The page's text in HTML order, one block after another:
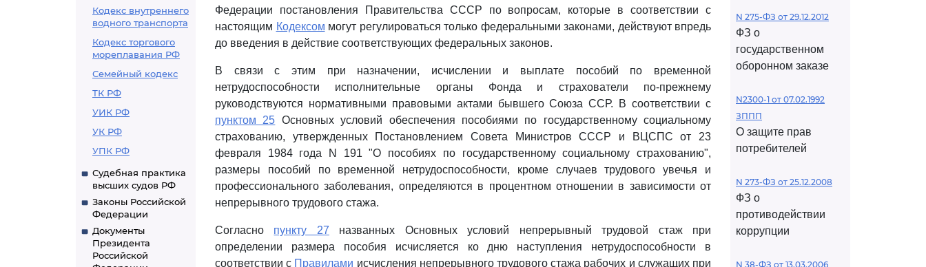
Кодекс внутреннего
водного транспорта
Кодекс торгового
мореплавания РФ
Семейный кодекс
ТК РФ
УИК РФ
УК РФ
УПК РФ
Судебная практика
высших судов РФ
Законы Российской
Федерации
Документы
Президента
Российской
Федерации постановления Правительства СССР по вопросам, которые в соответствии с
настоящим Кодексом могут регулироваться только федеральными законами, действуют впредь
до введения в действие соответствующих федеральных законов.
В связи с этим при назначении, исчислении и выплате пособий по временной
нетрудоспособности исполнительные органы Фонда и страхователи по-прежнему
руководствуются нормативными правовыми актами бывшего Союза ССР. В соответствии с
пунктом 25 Основных условий обеспечения пособиями по государственному социальному
страхованию, утвержденных Постановлением Совета Министров СССР и ВЦСПС от 23
февраля 1984 года N 191 "О пособиях по государственному социальному страхованию",
размеры пособий по временной нетрудоспособности, кроме случаев трудового увечья и
профессионального заболевания, определяются в процентном отношении в зависимости от
непрерывного трудового стажа.
Согласно пункту 27 названных Основных условий непрерывный трудовой стаж при
определении размера пособия исчисляется ко дню наступления нетрудоспособности в
соответствии с Правилами исчисления непрерывного трудового стажа рабочих и служащих при
N 275-ФЗ от 29.12.2012
ФЗ о
государственном
оборонном заказе
N2300-1 от 07.02.1992
ЗППП
О защите прав
потребителей
N 273-ФЗ от 25.12.2008
ФЗ о
противодействии
коррупции
N 38-ФЗ от 13.03.2006